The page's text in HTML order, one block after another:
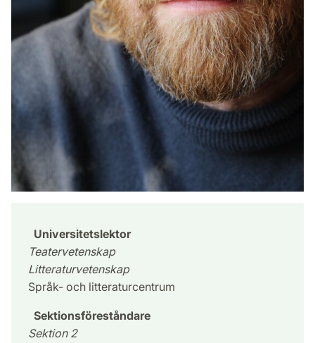
Universitetslektor
Teatervetenskap
Litteraturvetenskap
Språk- och litteraturcentrum
Sektionsföreståndare
Sektion 2